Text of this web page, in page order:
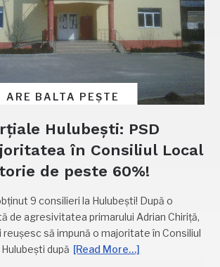
ARE BALTA PEȘTE
Hulubești: PSD
în Consiliul Local
de peste 60%!
9 consilieri la Hulubești! După o
de agresivitatea primarului Adrian Chiriță,
să impună o majoritate în Consiliul
după [Read More…]